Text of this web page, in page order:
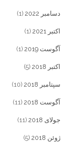
دسامبر 2022 (1)
اکتبر 2021 (1)
آگوست 2019 (1)
اکتبر 2018 (5)
سپتامبر 2018 (10)
آگوست 2018 (11)
جولای 2018 (11)
ژوئن 2018 (5)